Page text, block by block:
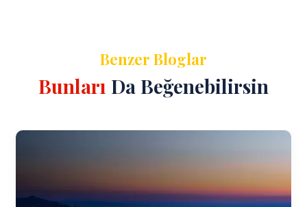
Benzer Bloglar
Bunları Da Beğenebilirsin